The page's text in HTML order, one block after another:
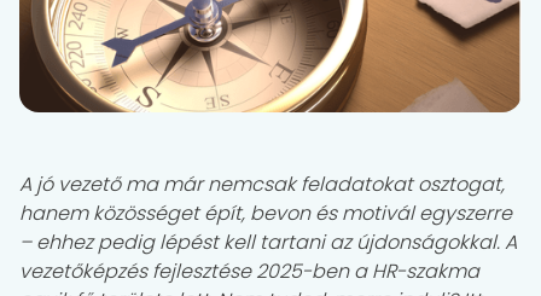
A jó vezető ma már nemcsak feladatokat osztogat,
hanem közösséget épít, bevon és motivál egyszerre
– ehhez pedig lépést kell tartani az újdonságokkal. A
vezetőképzés fejlesztése 2025-ben a HR-szakma